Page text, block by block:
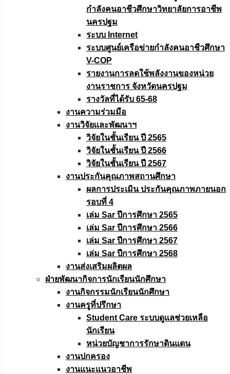
กำลังคนอาชีวศึกษาวิทยาลัยการอาชีพ
นครปฐม
ระบบ Internet
ระบบศูนย์เครือข่ายกำลังคนอาชีวศึกษา
V-COP
รายงานการลดใช้พลังงานของหน่วย
งานราชการ จังหวัดนครปฐม
รางวัลที่ได้รับ 65-68
งานความร่วมมือ
งานวิจัยเเละพัฒนาฯ
วิจัยในชั้นเรียน ปี 2565
วิจัยในชั้นเรียน ปี 2566
วิจัยในชั้นเรียน ปี 2567
งานประกันคุณภาพสถานศึกษา
ผลการประเมิน ประกันคุณภาพภายนอก
รอบที่ 4
เล่ม Sar ปีการศึกษา 2565
เล่ม Sar ปีการศึกษา 2566
เล่ม Sar ปีการศึกษา 2567
เล่ม Sar ปีการศึกษา 2568
งานส่งเสริมผลิตผล
ฝ่ายพัฒนากิจการนักเรียนนักศึกษา
งานกิจกรรมนักเรียนนักศึกษา
งานครูที่ปรึกษา
Student Care ระบบดูแลช่วยเหลือ
นักเรียน
หน่วยบัญชาการรักษาดินแดน
งานปกครอง
งานแนะแนวอาชีพ